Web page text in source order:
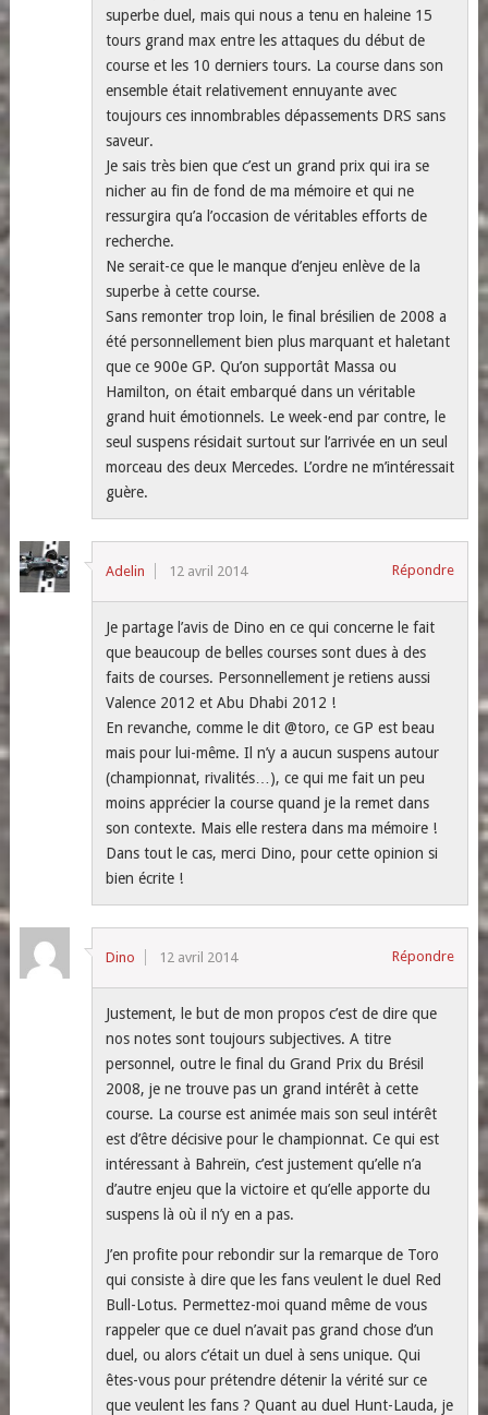
superbe duel, mais qui nous a tenu en haleine 15
tours grand max entre les attaques du début de
course et les 10 derniers tours. La course dans son
ensemble était relativement ennuyante avec
toujours ces innombrables dépassements DRS sans
saveur.
Je sais très bien que c’est un grand prix qui ira se
nicher au fin de fond de ma mémoire et qui ne
ressurgira qu’a l’occasion de véritables efforts de
recherche.
Ne serait-ce que le manque d’enjeu enlève de la
superbe à cette course.
Sans remonter trop loin, le final brésilien de 2008 a
été personnellement bien plus marquant et haletant
que ce 900e GP. Qu’on supportât Massa ou
Hamilton, on était embarqué dans un véritable
grand huit émotionnels. Le week-end par contre, le
seul suspens résidait surtout sur l’arrivée en un seul
morceau des deux Mercedes. L’ordre ne m’intéressait
guère.
Adelin 12 avril 2014 Répondre
Je partage l’avis de Dino en ce qui concerne le fait
que beaucoup de belles courses sont dues à des
faits de courses. Personnellement je retiens aussi
Valence 2012 et Abu Dhabi 2012 !
En revanche, comme le dit @toro, ce GP est beau
mais pour lui-même. Il n’y a aucun suspens autour
(championnat, rivalités…), ce qui me fait un peu
moins apprécier la course quand je la remet dans
son contexte. Mais elle restera dans ma mémoire !
Dans tout le cas, merci Dino, pour cette opinion si
bien écrite !
Dino 12 avril 2014 Répondre
Justement, le but de mon propos c’est de dire que
nos notes sont toujours subjectives. A titre
personnel, outre le final du Grand Prix du Brésil
2008, je ne trouve pas un grand intérêt à cette
course. La course est animée mais son seul intérêt
est d’être décisive pour le championnat. Ce qui est
intéressant à Bahreïn, c’est justement qu’elle n’a
d’autre enjeu que la victoire et qu’elle apporte du
suspens là où il n’y en a pas.
J’en profite pour rebondir sur la remarque de Toro
qui consiste à dire que les fans veulent le duel Red
Bull-Lotus. Permettez-moi quand même de vous
rappeler que ce duel n’avait pas grand chose d’un
duel, ou alors c’était un duel à sens unique. Qui
êtes-vous pour prétendre détenir la vérité sur ce
que veulent les fans ? Quant au duel Hunt-Lauda, je